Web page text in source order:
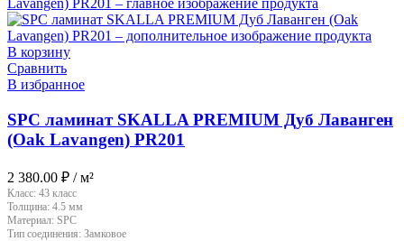
В корзину
Сравнить
В избранное
SPC ламинат SKALLA PREMIUM Дуб Лаванген
(Oak Lavangen) PR201
2 380.00 ₽ / м²
Класс: 43 класс
Толщина: 4.5 мм
Материал: SPC
Тип соединения: Замковое